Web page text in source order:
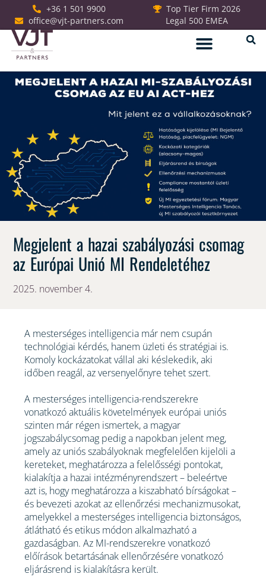
+36 1 501 9900
office@vjt-partners.com
Top Tier Firm 2026
Legal 500 EMEA
Megjelent a hazai szabályozási csomag
az Európai Unió MI Rendeletéhez
2025. november 4.
A mesterséges intelligencia már nem csupán
technológiai kérdés, hanem üzleti és stratégiai is.
Komoly kockázatokat vállal aki késlekedik, aki
időben reagál, az versenyelőnyre tehet szert.
A mesterséges intelligencia-rendszerekre
vonatkozó aktuális követelmények európai uniós
szinten már régen ismertek, a magyar
jogszabálycsomag pedig a napokban jelent meg,
amely az uniós szabályoknak megfelelően kijelöli a
kereteket, meghatározza a felelősségi pontokat,
kialakítja a hazai intézményrendszert – beleértve
azt is, hogy meghatározza a kiszabható bírságokat –
és bevezeti azokat az ellenőrzési mechanizmusokat,
amelyekkel a mesterséges intelligencia biztonságos,
átlátható és etikus módon alkalmazható a
gazdaságban. Az MI-rendszerekre vonatkozó
előírások betartásának ellenőrzésére vonatkozó
eljárásrend is kialakításra került.